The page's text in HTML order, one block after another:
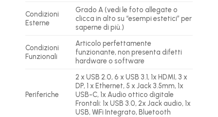
Condizioni
Esterne
Grado A (vedi le foto allegate o
clicca in alto su “esempi estetici” per
saperne di più.)
Condizioni
Funzionali
Articolo perfettamente
funzionante, non presenta difetti
hardware o software
Periferiche
2 x USB 2.0, 6 x USB 3.1, 1x HDMI, 3 x
DP, 1 x Ethernet, 5 x Jack 3.5mm, 1x
USB-C, 1x Audio ottico digitale
Frontali: 1x USB 3.0, 2x Jack audio, 1x
USB, WiFi Integrato, Bluetooth